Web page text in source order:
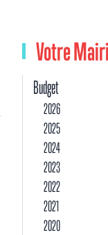
Votre
Budget
2026
2025
2024
2023
2022
2021
2020